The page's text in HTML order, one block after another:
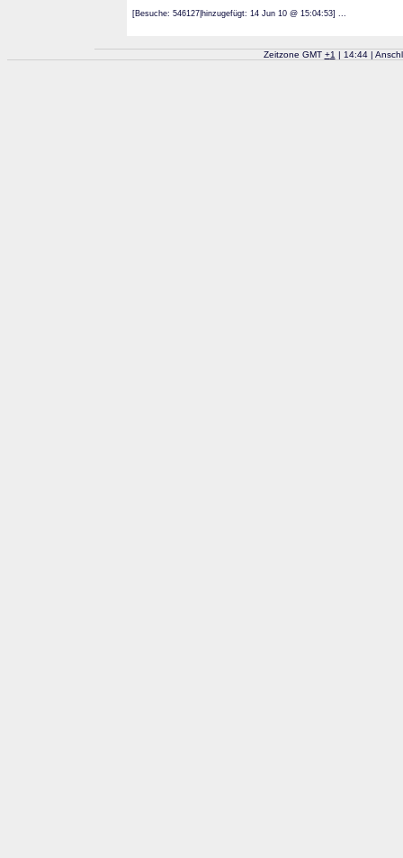
[Besuche: 546127|hinzugefügt: 14 Jun 10 @ 15:04:53] ...
Zeitzone GMT +1 | 14:44 |